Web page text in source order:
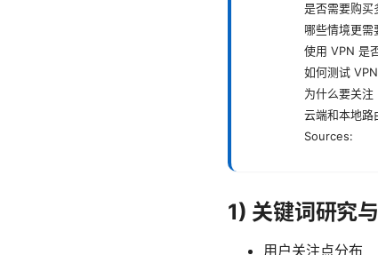
是否需要购买
哪些情境更需
使用 VPN 是
如何测试 VPN
为什么要关注
云端和本地路
Sources:
1) 关键词研究
用户关注点分布